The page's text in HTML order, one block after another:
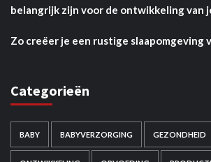
belangrijk zijn voor de ontwikkeling van
Zo creëer je een rustige slaapomgeving
Categorieën
BABY BABYVERZORGING GEZONDHEID